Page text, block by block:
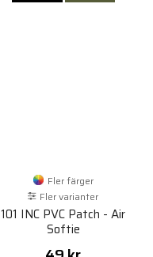
Fler färger
Fler varianter
101 INC PVC Patch - Air
Softie